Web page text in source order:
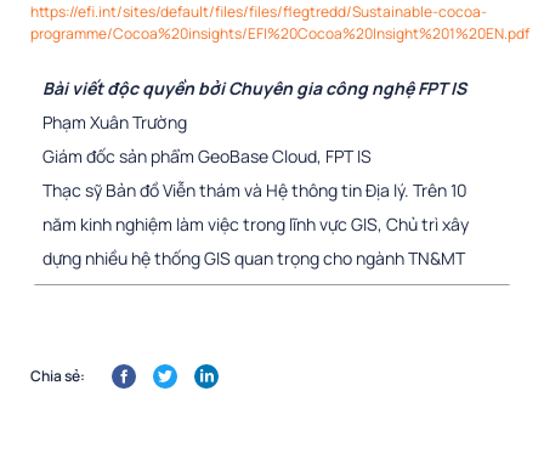
https://efi.int/sites/default/files/files/flegtredd/Sustainable-cocoa-
programme/Cocoa%20insights/EFI%20Cocoa%20Insight%201%20EN.pdf
Bài viết độc quyền bởi Chuyên gia công nghệ FPT IS
Phạm Xuân Trường
Giám đốc sản phẩm GeoBase Cloud, FPT IS
Thạc sỹ Bản đồ Viễn thám và Hệ thông tin Địa lý. Trên 10
năm kinh nghiệm làm việc trong lĩnh vực GIS, Chủ trì xây
dựng nhiều hệ thống GIS quan trọng cho ngành TN&MT
Chia sẻ: